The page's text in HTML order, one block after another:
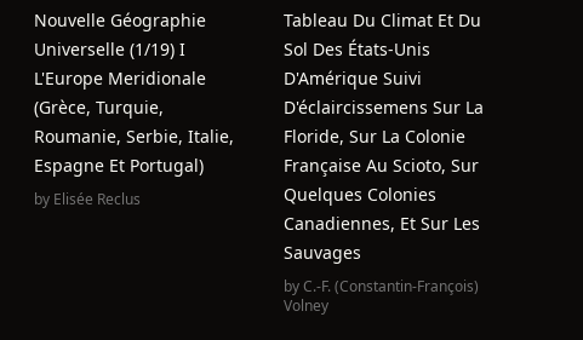
Nouvelle Géographie
Universelle (1/19) I
L'Europe Meridionale
(Grèce, Turquie,
Roumanie, Serbie, Italie,
Espagne Et Portugal)
by Elisée Reclus
Tableau Du Climat Et Du
Sol Des États-Unis
D'Amérique Suivi
D'éclaircissemens Sur La
Floride, Sur La Colonie
Française Au Scioto, Sur
Quelques Colonies
Canadiennes, Et Sur Les
Sauvages
byC.-F. (Constantin-François)
Volney